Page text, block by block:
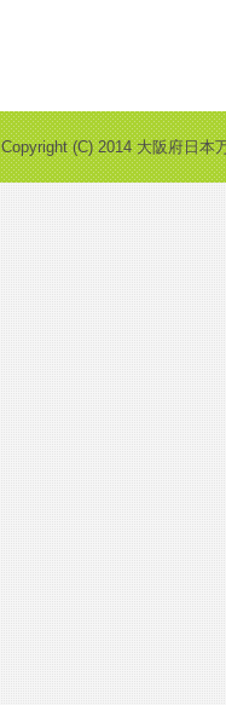
Copyright (C) 2014 大阪府日本